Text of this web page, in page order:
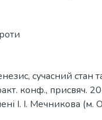
сучасний стан
конф., присвяч.
І. І. Мечникова (м.